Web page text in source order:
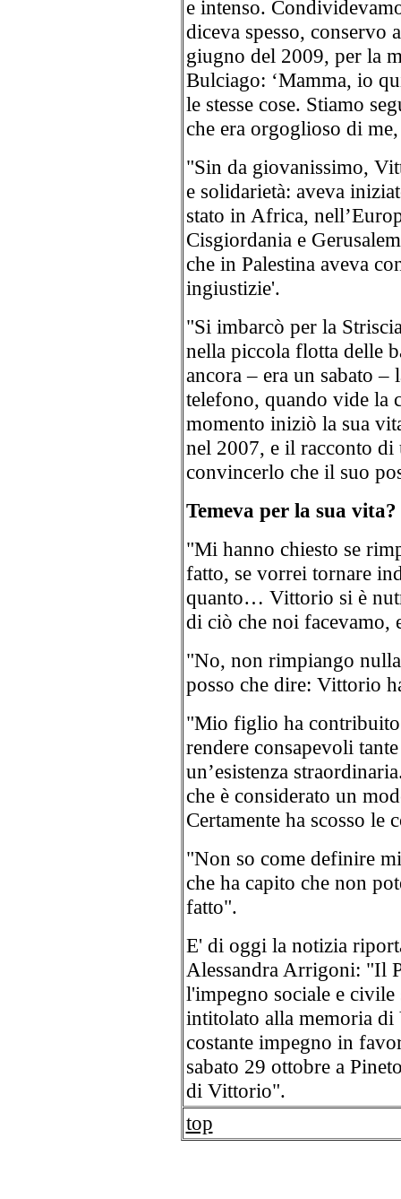
e intenso.
diceva spesso, conservo
giugno del 2009, per la
Bulciago: ‘Mamma, io
le stesse cose. Stiamo
che era orgoglioso di
"Sin da giovanissimo,
e solidarietà: aveva
stato in Africa,
Cisgiordania e
che in Palestina aveva
ingiustizie'.
"Si imbarcò per la
nella piccola flotta delle
ancora – era un sabato –
telefono, quando vide la
momento iniziò la sua
nel 2007, e il racconto di
convincerlo che il suo
Temeva per la sua vita?
"Mi hanno chiesto se
fatto, se vorrei tornare
quanto… Vittorio si è
di ciò che noi facevamo,
"No, non rimpiango
posso che dire: Vittorio
"Mio figlio ha contribuito
rendere consapevoli
un’esistenza
che è considerato un
Certamente ha scosso le
"Non so come definire
che ha capito che non
fatto".
E' di oggi la notizia
Alessandra Arrigoni: "Il
l'impegno sociale e
intitolato alla memoria
costante impegno in
sabato 29 ottobre a
di Vittorio".
top